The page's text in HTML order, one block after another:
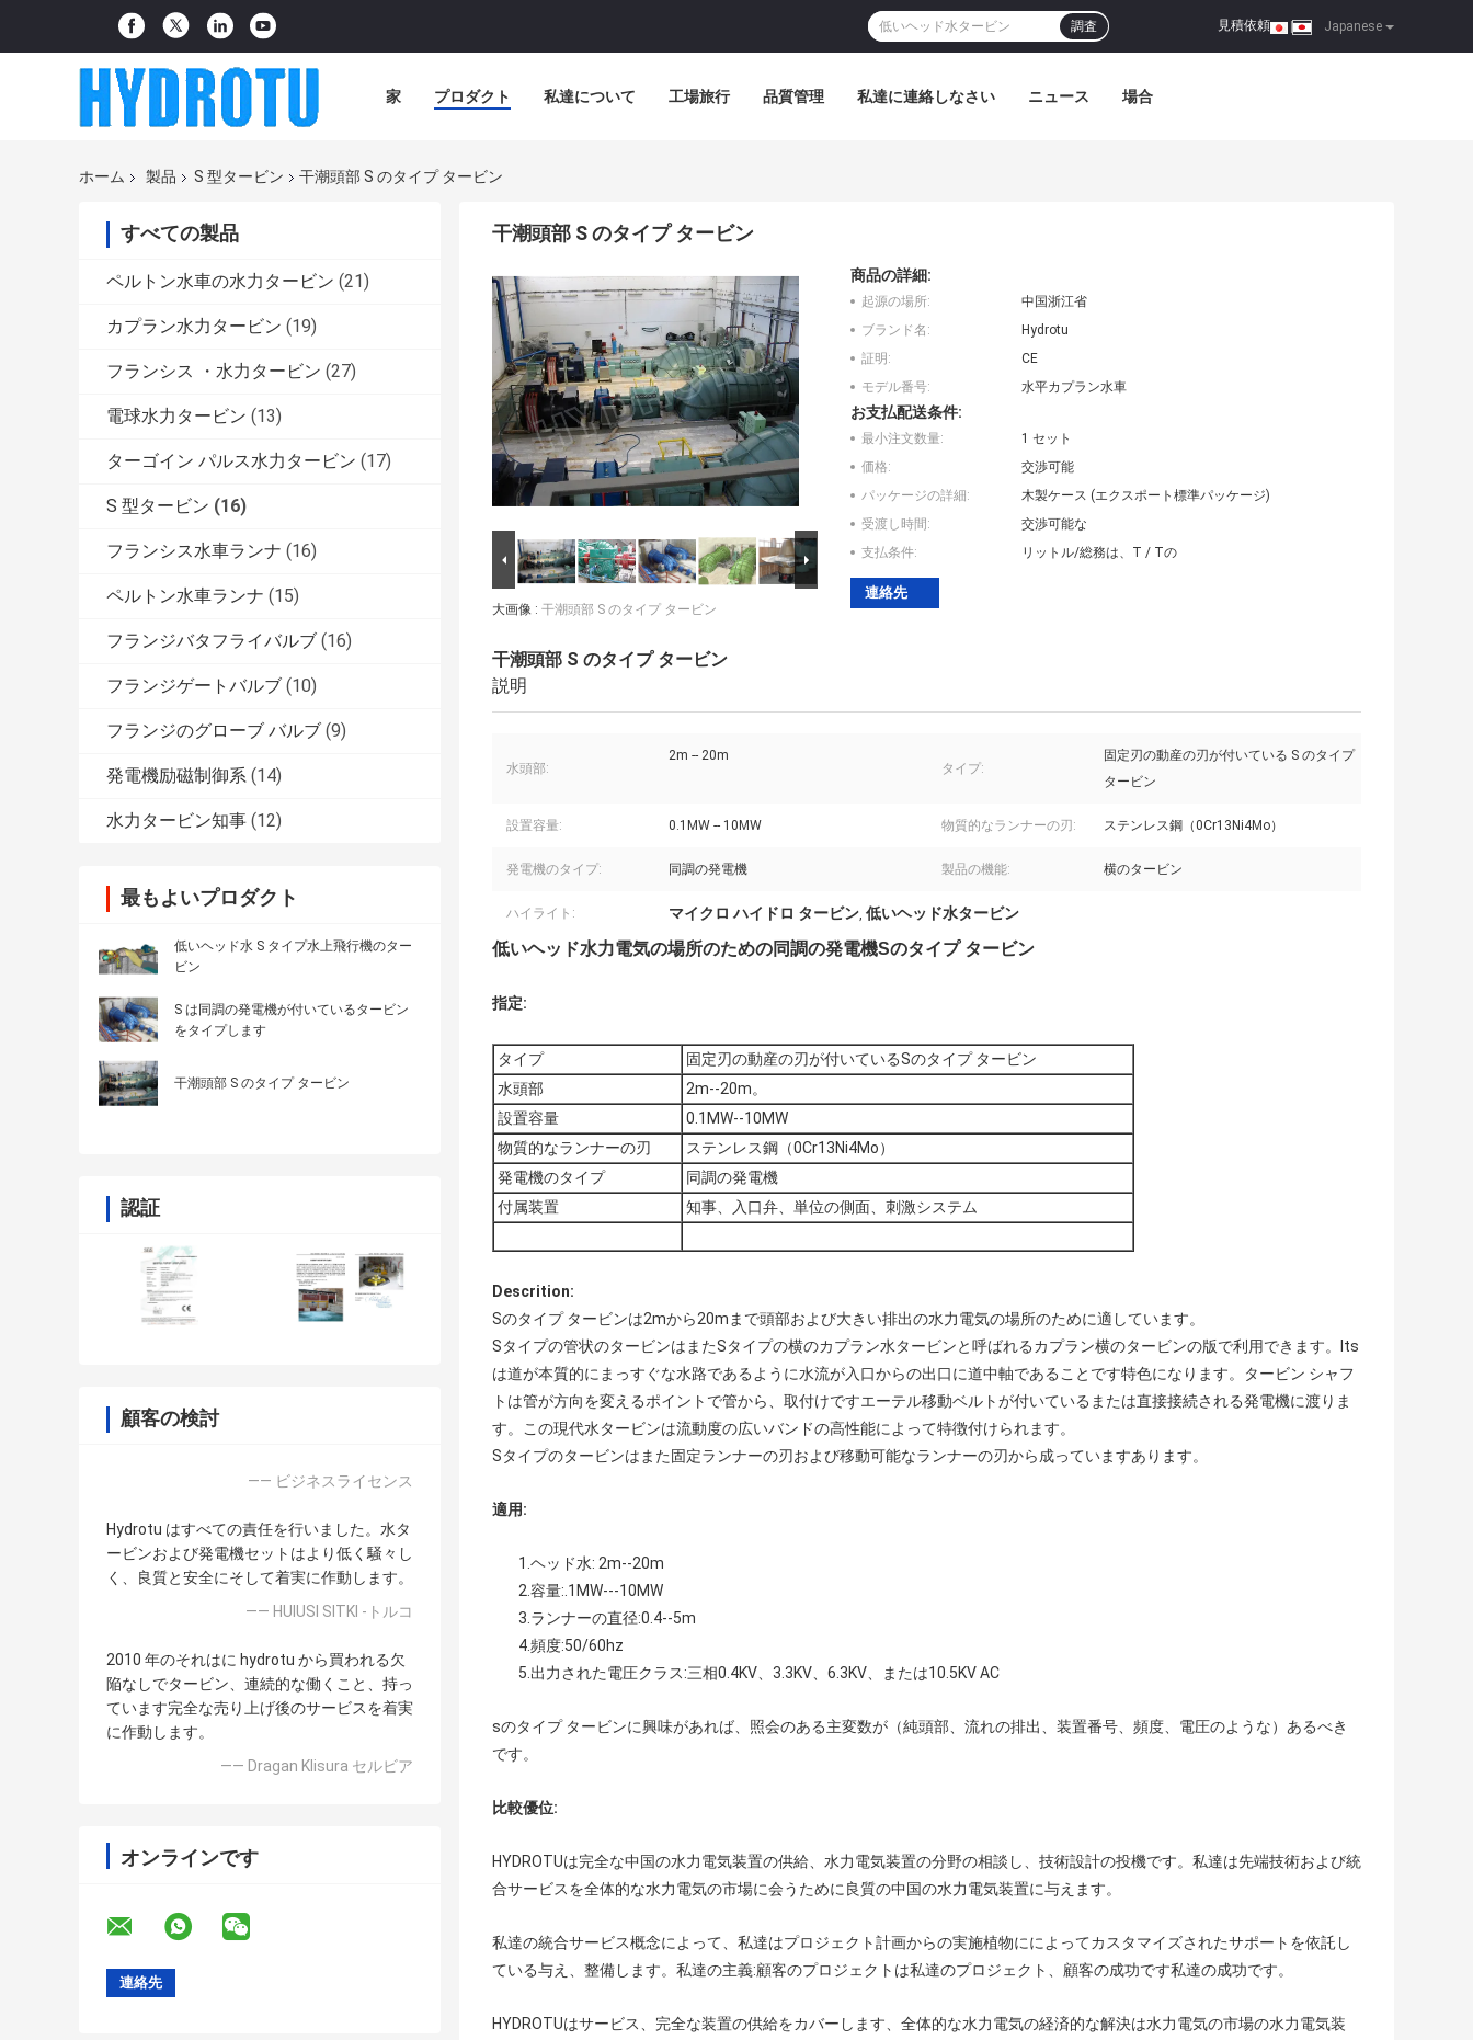
Japanese
見積依頼 |
調査
家 プロダクト 私達について 工場旅行 品質管理 私達に連絡しなさい ニュース 場合
ホーム 製品 S 型タービン 干潮頭部 S のタイプ タービン
すべての製品
ペルトン水車の水力タービン (21)
カプラン水力タービン (19)
フランシス ・水力タービン (27)
電球水力タービン (13)
ターゴイン パルス水力タービン (17)
S 型タービン (16)
フランシス水車ランナ (16)
ペルトン水車ランナ (15)
フランジバタフライバルブ (16)
フランジゲートバルブ (10)
フランジのグローブ バルブ (9)
発電機励磁制御系 (14)
水力タービン知事 (12)
最もよいプロダクト
低いヘッド水 S タイプ水上飛行機のター
ビン
S は同調の発電機が付いているタービン
をタイプします
干潮頭部 S のタイプ タービン
認証
顧客の検討
—— ビジネスライセンス
Hydrotu はすべての責任を行いました。水タ
ービンおよび発電機セットはより低く騒々し
く、良質と安全にそして着実に作動します。
—— HUlUSI SITKI -トルコ
2010 年のそれはに hydrotu から買われる欠
陥なしでタービン、連続的な働くこと、持っ
ています完全な売り上げ後のサービスを着実
に作動します。
—— Dragan Klisura セルビア
オンラインです
干潮頭部 S のタイプ タービン
大画像 : 干潮頭部 S のタイプ タービン
商品の詳細:
起源の場所:
中国浙江省
ブランド名:
Hydrotu
証明:
CE
モデル番号:
水平カプラン水車
お支払配送条件:
最小注文数量:
1 セット
価格:
交渉可能
パッケージの詳細:
木製ケース (エクスポート標準パッケージ)
受渡し時間:
交渉可能な
支払条件:
リットル/総務は、T / Tの
連絡先
干潮頭部 S のタイプ タービン
説明
水頭部:
2m -- 20m
タイプ:
固定刃の動産の刃が付いている S のタイプ
タービン
設置容量: 0.1MW -- 10MW 物質的なランナーの刃: ステンレス鋼（0Cr13Ni4Mo）
発電機のタイプ: 同調の発電機 製品の機能: 横のタービン
ハイライト: マイクロ ハイドロ タービン, 低いヘッド水タービン
低いヘッド水力電気の場所のための同調の発電機Sのタイプ タービン
指定:
タイプ
固定刃の動産の刃が付いているSのタイプ タービン
水頭部
2m--20m。
設置容量
0.1MW--10MW
物質的なランナーの刃
ステンレス鋼（0Cr13Ni4Mo）
発電機のタイプ
同調の発電機
付属装置
知事、入口弁、単位の側面、刺激システム
Descrition:
Sのタイプ タービンは2mから20mまで頭部および大きい排出の水力電気の場所のために適しています。
Sタイプの管状のタービンはまたSタイプの横のカプラン水タービンと呼ばれるカプラン横のタービンの版で利用できます。lts
は道が本質的にまっすぐな水路であるように水流が入口からの出口に道中軸であることです特色になります。タービン シャフ
トは管が方向を変えるポイントで管から、取付けですエーテル移動ベルトが付いているまたは直接接続される発電機に渡りま
す。この現代水タービンは流動度の広いバンドの高性能によって特徴付けられます。
Sタイプのタービンはまた固定ランナーの刃および移動可能なランナーの刃から成っていますあります。
適用:
1.ヘッド水: 2m--20m
2.容量:.1MW---10MW
3.ランナーの直径:0.4--5m
4.頻度:50/60hz
5.出力された電圧クラス:三相0.4KV、3.3KV、6.3KV、または10.5KV AC
sのタイプ タービンに興味があれば、照会のある主変数が（純頭部、流れの排出、装置番号、頻度、電圧のような）あるべき
です。
比較優位:
HYDROTUは完全な中国の水力電気装置の供給、水力電気装置の分野の相談し、技術設計の投機です。私達は先端技術および統
合サービスを全体的な水力電気の市場に会うために良質の中国の水力電気装置に与えます。
私達の統合サービス概念によって、私達はプロジェクト計画からの実施植物にによってカスタマイズされたサポートを依託し
ている与え、整備します。私達の主義:顧客のプロジェクトは私達のプロジェクト、顧客の成功です私達の成功です。
HYDROTUはサービス、完全な装置の供給をカバーします、全体的な水力電気の経済的な解決は水力電気の市場の水力電気装